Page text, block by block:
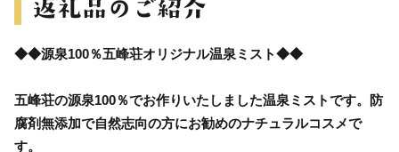
◆◆源泉100％五峰荘オリジナル温泉ミスト◆◆
五峰荘の源泉100％でお作りいたしました温泉ミストです。防
腐剤無添加で自然志向の方にお勧めのナチュラルコスメで
す。